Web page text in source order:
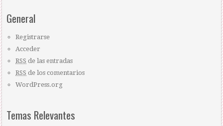
General
Registrarse
Acceder
RSS de las entradas
RSS de los comentarios
WordPress.org
Temas Relevantes